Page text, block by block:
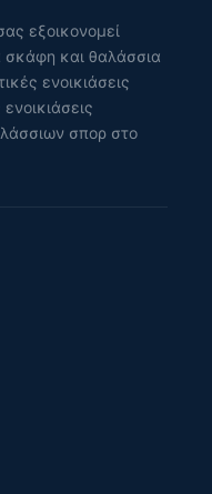
εξοικονομεί
σκάφη και θαλάσσια
ενοικιάσεις
σπορ στο